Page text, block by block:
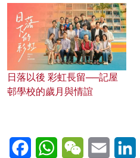
日落以後 彩虹長留──記屋
邨學校的歲月與情誼
FacebookWhatsAppWeChatEmail